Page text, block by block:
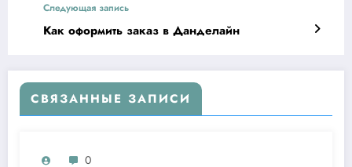
Следующая запись
Как оформить заказ в Данделайн
СВЯЗАННЫЕ ЗАПИСИ
0